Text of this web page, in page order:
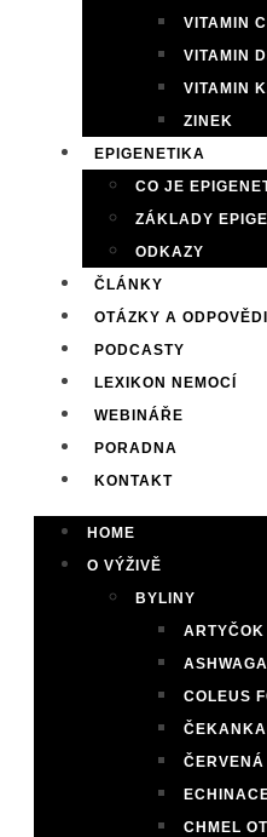
VITAMIN C
VITAMIN
VITAMIN
ZINEK
EPIGENETIKA
CO JE
ZÁKLADY
ODKAZY
ČLÁNKY
OTÁZKY A ODPOVĚDI
PODCASTY
LEXIKON NEMOCÍ
WEBINÁŘE
PORADNA
KONTAKT
HOME
O VÝŽIVĚ
BYLINY
ARTYČOK
COLEUS
ČERVENÁ
CHMEL